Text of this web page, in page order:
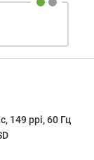
149 ppi, 60 Гц